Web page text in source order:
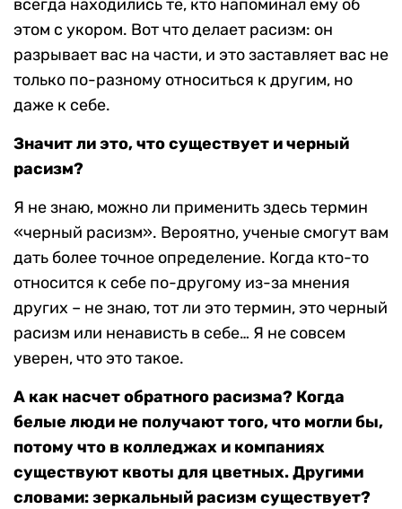
всегда находились те, кто напоминал ему об
этом с укором. Вот что делает расизм: он
разрывает вас на части, и это заставляет вас не
только по-разному относиться к другим, но
даже к себе.
Значит ли это, что существует и черный
расизм?
Я не знаю, можно ли применить здесь термин
«черный расизм». Вероятно, ученые смогут вам
дать более точное определение. Когда кто-то
относится к себе по-другому из-за мнения
других – не знаю, тот ли это термин, это черный
расизм или ненависть в себе… Я не совсем
уверен, что это такое.
А как насчет обратного расизма? Когда
белые люди не получают того, что могли бы,
потому что в колледжах и компаниях
существуют квоты для цветных. Другими
словами: зеркальный расизм существует?